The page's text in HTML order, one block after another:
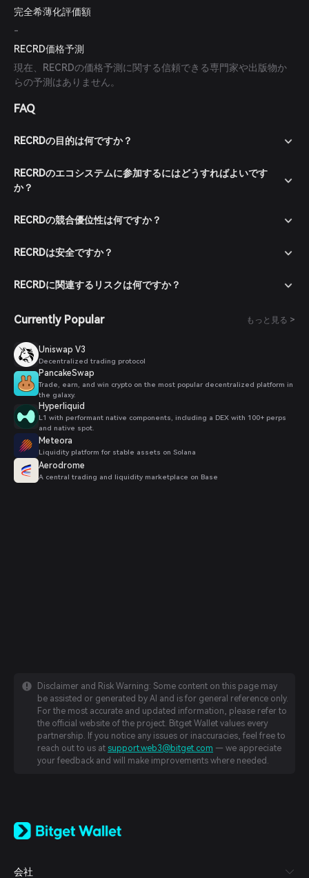
完全希薄化評価額
-
RECRD価格予測
現在、RECRDの価格予測に関する信頼できる専門家や出版物か
らの予測はありません。
FAQ
RECRDの目的は何ですか？
RECRDのエコシステムに参加するにはどうすればよいです
か？
RECRDの競合優位性は何ですか？
RECRDは安全ですか？
RECRDに関連するリスクは何ですか？
Currently Popular もっと見る >
Uniswap V3
Decentralized trading protocol
PancakeSwap
Trade, earn, and win crypto on the most popular decentralized platform in
the galaxy.
Hyperliquid
L1 with performant native components, including a DEX with 100+ perps
and native spot.
Meteora
Liquidity platform for stable assets on Solana
Aerodrome
A central trading and liquidity marketplace on Base
Disclaimer and Risk Warning: Some content on this page may
be assisted or generated by AI and is for general reference only.
For the most accurate and updated information, please refer to
the official website of the project. Bitget Wallet values every
partnership. If you notice any issues or inaccuracies, feel free to
reach out to us at support.web3@bitget.com — we appreciate
your feedback and will make improvements where needed.
日本語
Español (Latinoamérica)
会社